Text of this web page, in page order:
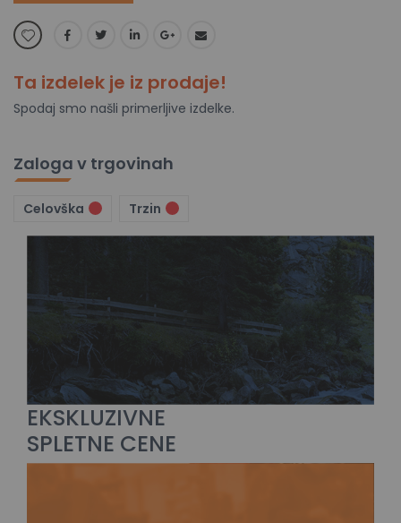
Ta izdelek je iz prodaje!
Spodaj smo našli primerljive izdelke.
Zaloga v trgovinah
Celovška Trzin
EKSKLUZIVNE
SPLETNE CENE